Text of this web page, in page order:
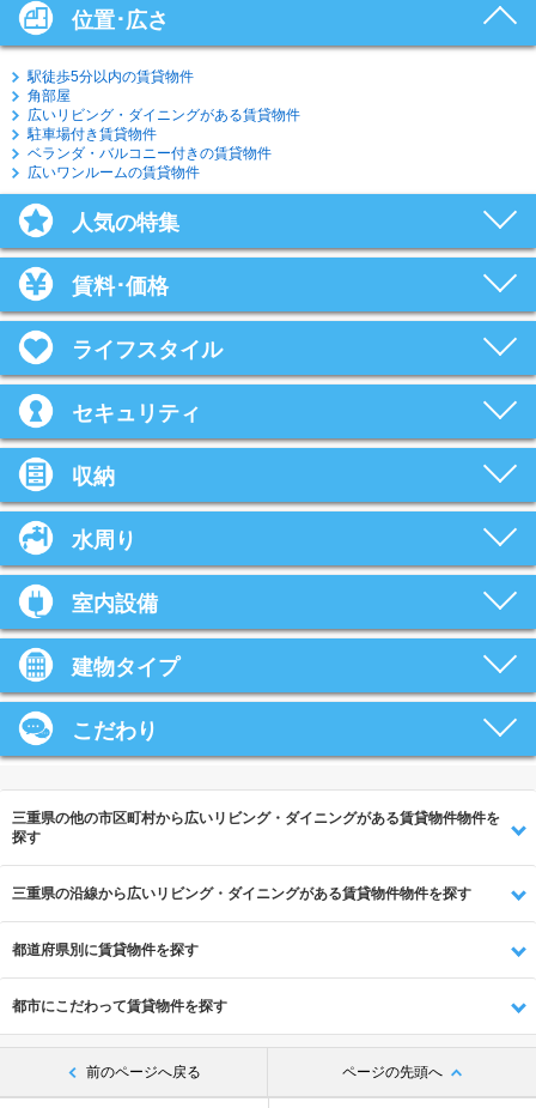
位置･広さ
駅徒歩5分以内の賃貸物件
角部屋
広いリビング・ダイニングがある賃貸物件
駐車場付き賃貸物件
ベランダ・バルコニー付きの賃貸物件
広いワンルームの賃貸物件
人気の特集
賃料･価格
ライフスタイル
セキュリティ
収納
水周り
室内設備
建物タイプ
こだわり
三重県の他の市区町村から広いリビング・ダイニングがある賃貸物件物件を
探す
三重県の沿線から広いリビング・ダイニングがある賃貸物件物件を探す
都道府県別に賃貸物件を探す
都市にこだわって賃貸物件を探す
前のページへ戻る ページの先頭へ